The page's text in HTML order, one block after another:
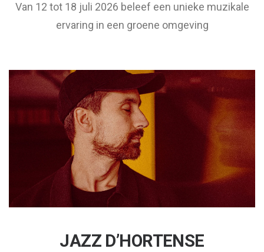
Van 12 tot 18 juli 2026 beleef een unieke muzikale
ervaring in een groene omgeving
JAZZ D’HORTENSE